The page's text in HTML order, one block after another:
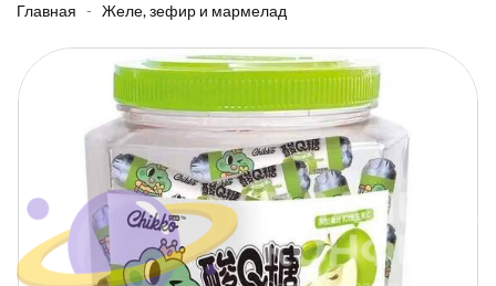
Главная Желе, зефир и мармелад